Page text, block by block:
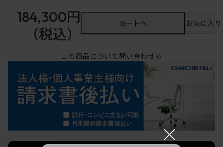
184,300円
（税込）
カートへ お気に入
この商品について問い合わせる
×